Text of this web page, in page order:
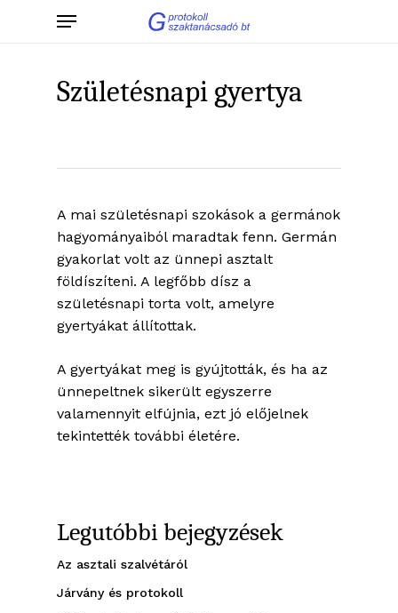
Menu
Születésnapi gyertya
A mai születésnapi szokások a germánok
hagyományaiból maradtak fenn. Germán
gyakorlat volt az ünnepi asztalt
földíszíteni. A legfőbb dísz a
születésnapi torta volt, amelyre
gyertyákat állítottak.
A gyertyákat meg is gyújtották, és ha az
ünnepeltnek sikerült egyszerre
valamennyit elfújnia, ezt jó előjelnek
tekintették további életére.
Legutóbbi bejegyzések
Az asztali szalvétáról
Járvány és protokoll